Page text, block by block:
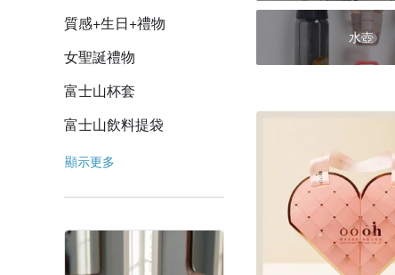
質感+生日+禮物
女聖誕禮物
富士山杯套
富士山飲料提袋
顯示更多
水壺